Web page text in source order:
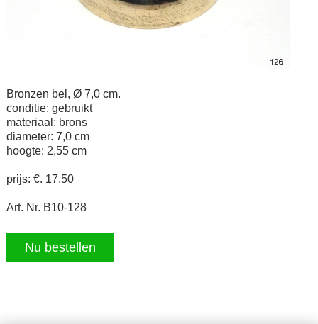
Bronzen bel, Ø 7,0 cm.
conditie: gebruikt
materiaal: brons
diameter: 7,0 cm
hoogte: 2,55 cm
prijs: €. 17,50
Art. Nr. B10-128
Nu bestellen